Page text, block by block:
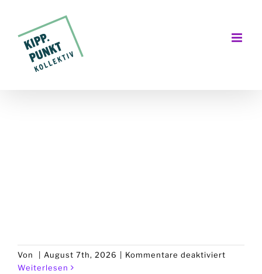
springen
Von August 7th, 2026 Kommentare deaktiviert
Weiterlesen